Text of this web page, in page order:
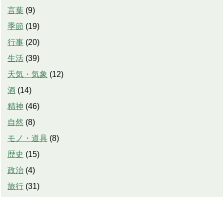
言葉 (9)
季節 (19)
行事 (20)
生活 (39)
天気・気象 (12)
酒 (14)
精神 (46)
自然 (8)
モノ・道具 (8)
歴史 (15)
政治 (4)
旅行 (31)